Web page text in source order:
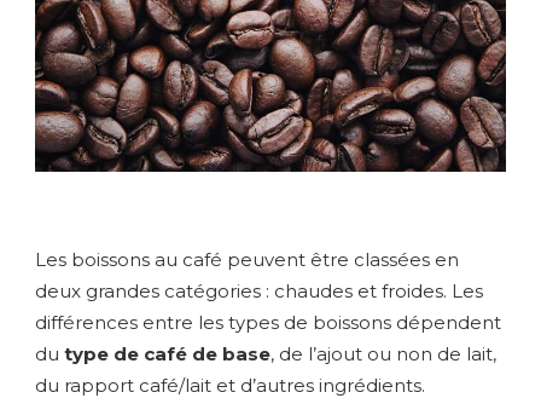
Les boissons au café peuvent être classées en
deux grandes catégories : chaudes et froides. Les
différences entre les types de boissons dépendent
du type de café de base, de l’ajout ou non de lait,
du rapport café/lait et d’autres ingrédients.